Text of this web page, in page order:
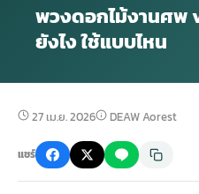
ดอกไม้หน้าศพ
จัดดอกไม้หน้าศพ
พวงหรีด กรุงเทพ
สั่งพวงหรีด
มรุสีขาว
ไม้งานแต่ง
ไม้งานแต่ง ราคาถูก
พวงหรีดพัดลม
พวงหรีดพัดลม ราคาถูก
รับจัดงานศพ
รับจัดงานศพ ครบวงจร
พวงดอกไม้งานศพ
ยังไง ใช้แบบไหน
27 เม.ย. 2026 DEAW Aorest
แชร์